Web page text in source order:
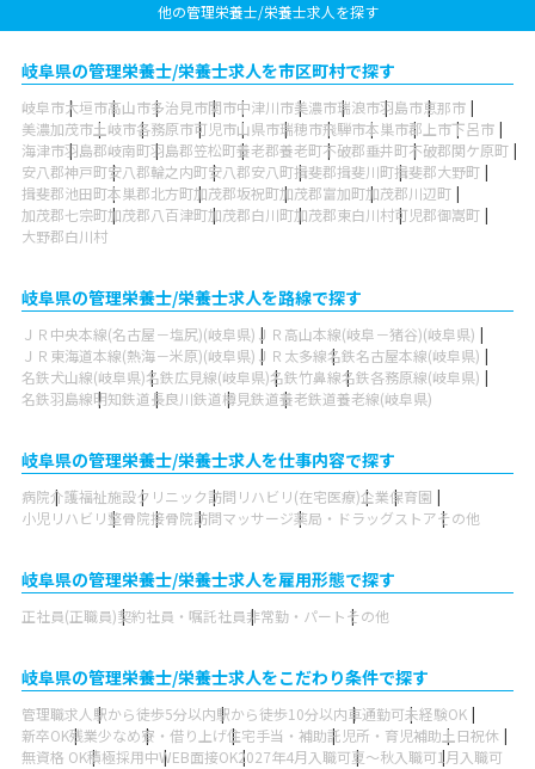
他の管理栄養士/栄養士求人を探す
岐阜県の管理栄養士/栄養士求人を市区町村で探す
岐阜市大垣市高山市多治見市関市中津川市美濃市瑞浪市羽島市恵那市
美濃加茂市土岐市各務原市可児市山県市瑞穂市飛騨市本巣市郡上市下呂市
海津市羽島郡岐南町羽島郡笠松町養老郡養老町不破郡垂井町不破郡関ケ原町
安八郡神戸町安八郡輪之内町安八郡安八町揖斐郡揖斐川町揖斐郡大野町
揖斐郡池田町本巣郡北方町加茂郡坂祝町加茂郡富加町加茂郡川辺町
加茂郡七宗町加茂郡八百津町加茂郡白川町加茂郡東白川村可児郡御嵩町
大野郡白川村
岐阜県の管理栄養士/栄養士求人を路線で探す
ＪＲ中央本線(名古屋－塩尻)(岐阜県) ＪＲ高山本線(岐阜－猪谷)(岐阜県)
ＪＲ東海道本線(熱海－米原)(岐阜県) ＪＲ太多線名鉄名古屋本線(岐阜県)
名鉄犬山線(岐阜県)名鉄広見線(岐阜県)名鉄竹鼻線名鉄各務原線(岐阜県)
名鉄羽島線明知鉄道長良川鉄道樽見鉄道養老鉄道養老線(岐阜県)
岐阜県の管理栄養士/栄養士求人を仕事内容で探す
病院介護福祉施設クリニック訪問リハビリ(在宅医療)企業保育園
小児リハビリ整骨院接骨院訪問マッサージ薬局・ドラッグストアその他
岐阜県の管理栄養士/栄養士求人を雇用形態で探す
正社員(正職員)契約社員・嘱託社員非常勤・パートその他
岐阜県の管理栄養士/栄養士求人をこだわり条件で探す
管理職求人 駅から徒歩5分以内駅から徒歩10分以内車通勤可未経験OK
新卒OK残業少なめ寮・借り上げ住宅手当・補助託児所・育児補助土日祝休
無資格 OK積極採用中WEB面接OK2027年4月入職可夏～秋入職可1月入職可